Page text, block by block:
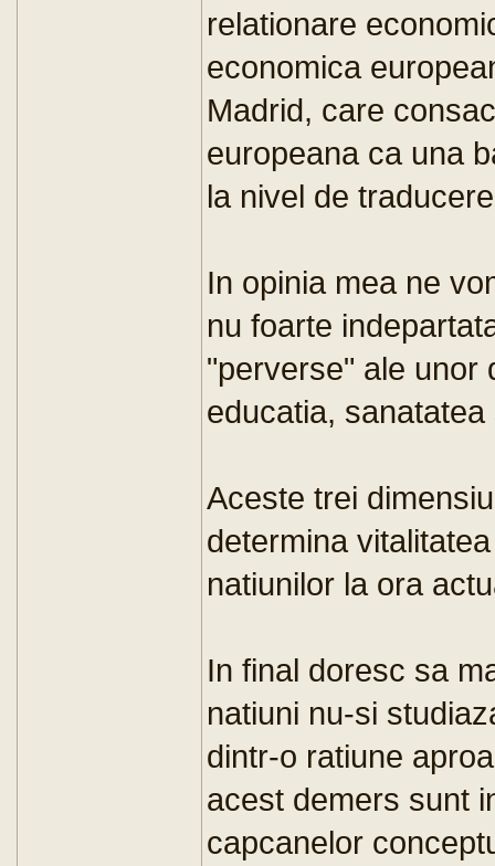
relationare
economica
Madrid, care
europeana ca una
la nivel de
In opinia mea ne
nu foarte
"perverse" ale unor
educatia,
Aceste trei
determina
natiunilor la ora
In final doresc sa
natiuni nu-si
dintr-o ratiune
acest demers sunt
capcanelor